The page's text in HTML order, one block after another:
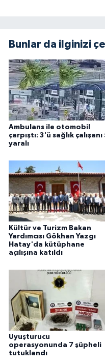
Bunlar da ilginizi
Ambulans ile otomobil
çarpıştı: 3'ü sağlık çalışanı
yaralı
Kültür ve Turizm Bakan
Yardımcısı Gökhan Yazgı
Hatay'da kütüphane
açılışına katıldı
Uyuşturucu
operasyonunda 7 şüpheli
tutuklandı